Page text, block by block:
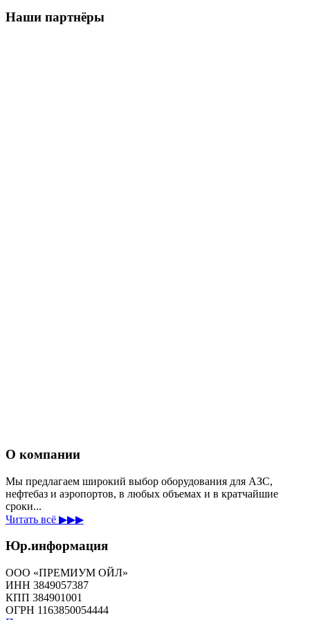
Наши партнёры
О компании
Мы предлагаем широкий выбор оборудования для АЗС,
нефтебаз и аэропортов, в любых объемах и в кратчайшие
сроки...
Читать всё ▶▶▶
Юр.информация
ООО «ПРЕМИУМ ОЙЛ»
ИНН 3849057387
КПП 384901001
ОГРН 1163850054444